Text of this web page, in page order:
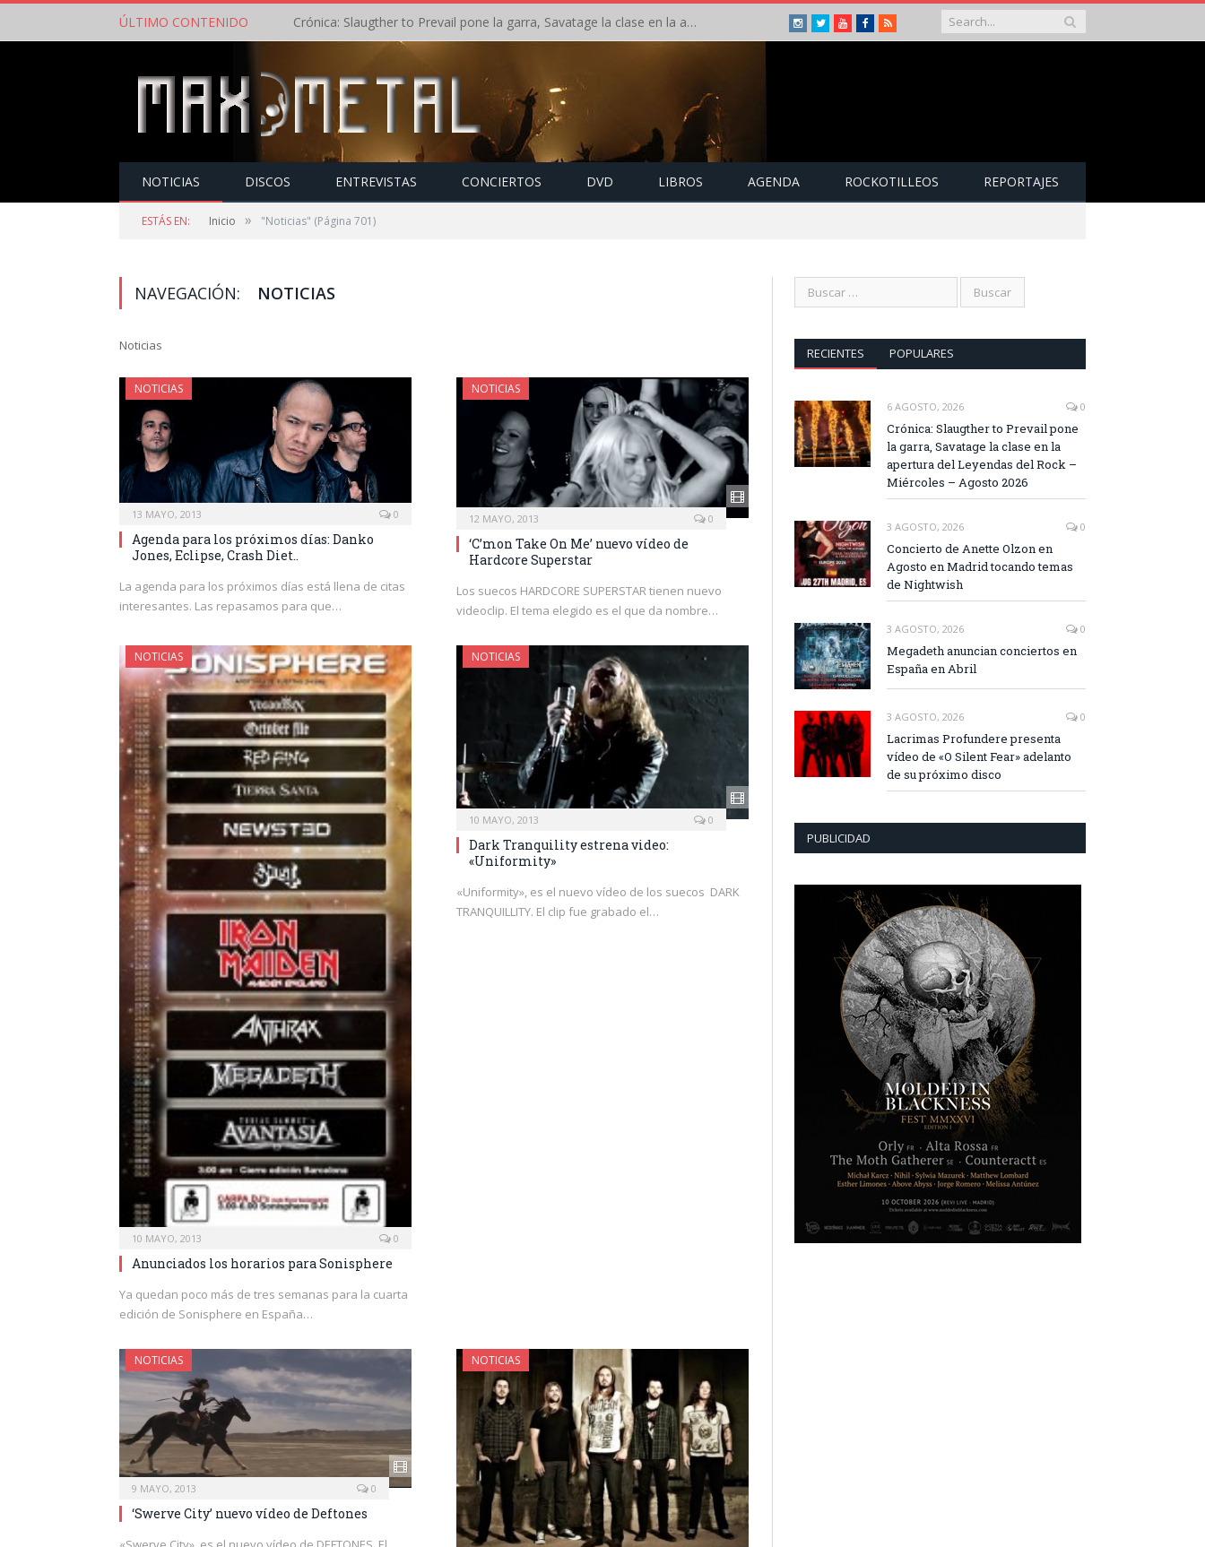
ÚLTIMO CONTENIDO Crónica: Slaugther to Prevail pone la garra, Savatage la clase en la apertura del Leyendas del Rock – Miércoles – Agosto 2026 Instagram
TwitterYoutubeFacebook
RSS
NOTICIAS DISCOS ENTREVISTAS CONCIERTOS DVD LIBROS AGENDA ROCKOTILLEOS REPORTAJES
ESTÁS EN: Inicio » "Noticias" (Página 701)
NAVEGACIÓN: NOTICIAS
Noticias
NOTICIAS
13 MAYO, 2013 0
Agenda para los próximos días: Danko
Jones, Eclipse, Crash Diet..
La agenda para los próximos días está llena de citas
interesantes. Las repasamos para que…
NOTICIAS
12 MAYO, 2013 0
‘C’mon Take On Me’ nuevo vídeo de
Hardcore Superstar
Los suecos HARDCORE SUPERSTAR tienen nuevo
videoclip. El tema elegido es el que da nombre…
NOTICIAS
10 MAYO, 2013 0
Anunciados los horarios para Sonisphere
Ya quedan poco más de tres semanas para la cuarta
edición de Sonisphere en España…
NOTICIAS
10 MAYO, 2013 0
Dark Tranquility estrena video:
«Uniformity»
«Uniformity», es el nuevo vídeo de los suecos DARK
TRANQUILLITY. El clip fue grabado el…
NOTICIAS
9 MAYO, 2013 0
‘Swerve City’ nuevo vídeo de Deftones
NOTICIAS
RECIENTES POPULARES
6 AGOSTO, 2026 0
Crónica: Slaugther to Prevail pone
la garra, Savatage la clase en la
apertura del Leyendas del Rock –
Miércoles – Agosto 2026
3 AGOSTO, 2026 0
Concierto de Anette Olzon en
Agosto en Madrid tocando temas
de Nightwish
3 AGOSTO, 2026 0
Megadeth anuncian conciertos en
España en Abril
3 AGOSTO, 2026 0
Lacrimas Profundere presenta
vídeo de «O Silent Fear» adelanto
de su próximo disco
PUBLICIDAD